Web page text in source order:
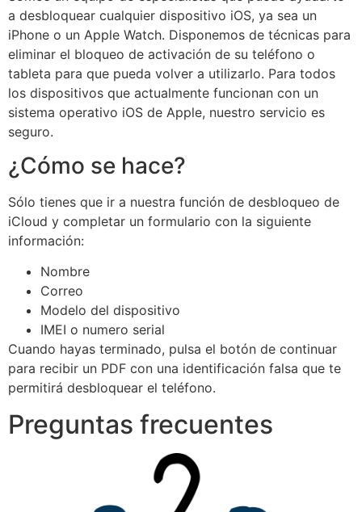
a desbloquear cualquier dispositivo iOS, ya sea un
iPhone o un Apple Watch. Disponemos de técnicas para
eliminar el bloqueo de activación de su teléfono o
tableta para que pueda volver a utilizarlo. Para todos
los dispositivos que actualmente funcionan con un
sistema operativo iOS de Apple, nuestro servicio es
seguro.
¿Cómo se hace?
Sólo tienes que ir a nuestra función de desbloqueo de
iCloud y completar un formulario con la siguiente
información:
Nombre
Correo
Modelo del dispositivo
IMEI o numero serial
Cuando hayas terminado, pulsa el botón de continuar
para recibir un PDF con una identificación falsa que te
permitirá desbloquear el teléfono.
Preguntas frecuentes